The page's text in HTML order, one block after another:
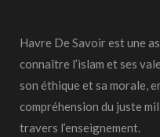
Havre De Savoir est une
connaître l’islam et ses
son éthique et sa morale,
compréhension du juste
travers l’enseignement.